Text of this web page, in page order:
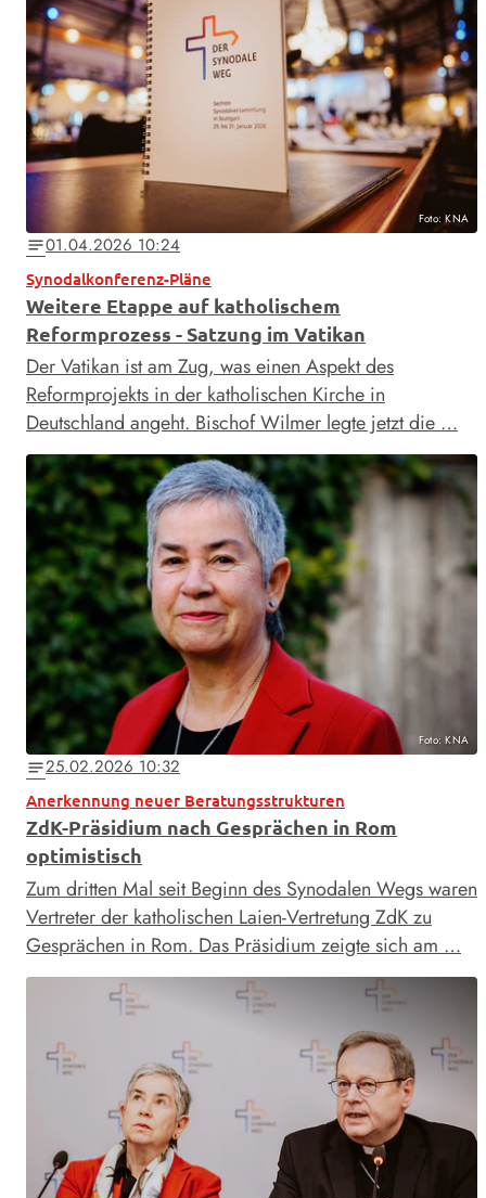
Foto: KNA
notes01.04.2026 10:24
Synodalkonferenz-Pläne
Weitere Etappe auf katholischem
Reformprozess - Satzung im Vatikan
Der Vatikan ist am Zug, was einen Aspekt des
Reformprojekts in der katholischen Kirche in
Deutschland angeht. Bischof Wilmer legte jetzt die …
Foto: KNA
notes25.02.2026 10:32
Anerkennung neuer Beratungsstrukturen
ZdK-Präsidium nach Gesprächen in Rom
optimistisch
Zum dritten Mal seit Beginn des Synodalen Wegs waren
Vertreter der katholischen Laien-Vertretung ZdK zu
Gesprächen in Rom. Das Präsidium zeigte sich am …